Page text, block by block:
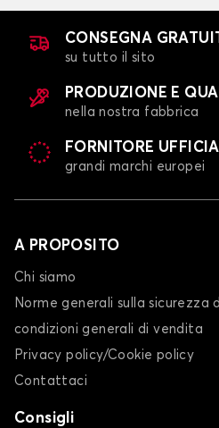
CONSEGNA
su tutto il sito
PRODUZIONE E
nella nostra fabbrica
FORNITORE
grandi marchi europei
A PROPOSITO
Chi siamo
Norme generali sulla sicurezza
condizioni generali di vendita
Privacy policy/Cookie policy
Contattaci
Consigli